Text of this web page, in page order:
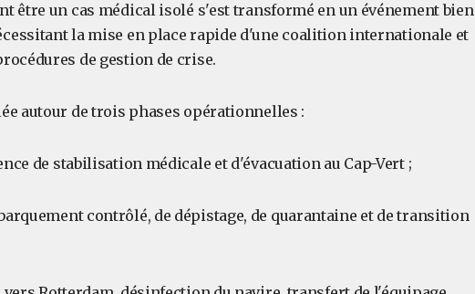
être un cas médical isolé s'est transformé en un événement bien
la mise en place rapide d'une coalition internationale et
de gestion de crise.
autour de trois phases opérationnelles :
de stabilisation médicale et d'évacuation au Cap-Vert ;
contrôlé, de dépistage, de quarantaine et de transition